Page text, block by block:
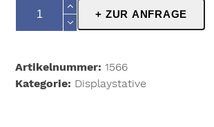
26783
+ ZUR ANFRAGE
Artikelnummer:1566
Kategorie: Displaystative